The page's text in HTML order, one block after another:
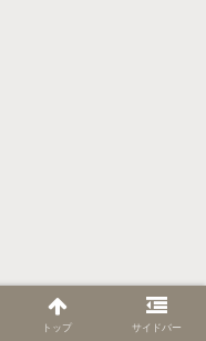
トップ サイドバー